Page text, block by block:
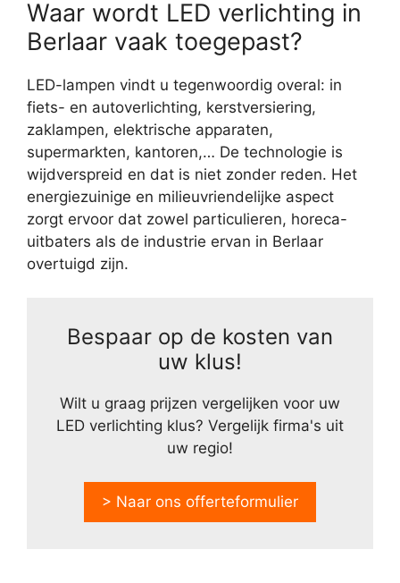
Waar wordt LED verlichting in
Berlaar vaak toegepast?
LED-lampen vindt u tegenwoordig overal: in
fiets- en autoverlichting, kerstversiering,
zaklampen, elektrische apparaten,
supermarkten, kantoren,… De technologie is
wijdverspreid en dat is niet zonder reden. Het
energiezuinige en milieuvriendelijke aspect
zorgt ervoor dat zowel particulieren, horeca-
uitbaters als de industrie ervan in Berlaar
overtuigd zijn.
Bespaar op de kosten van
uw klus!
Wilt u graag prijzen vergelijken voor uw
LED verlichting klus? Vergelijk firma's uit
uw regio!
> Naar ons offerteformulier